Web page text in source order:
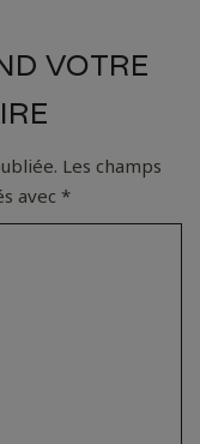
VOTRE
Les champs
avec *